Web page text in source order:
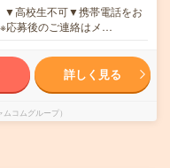
高校生不可▼携帯電話をお
応募後のご連絡はメ…
詳しく見る
コムグループ）